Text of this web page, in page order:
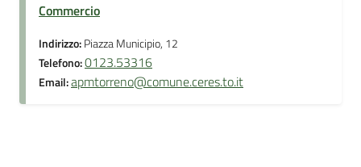
Commercio
Indirizzo:Piazza Municipio, 12
Telefono:0123.53316
Email:apmtorreno@comune.ceres.to.it